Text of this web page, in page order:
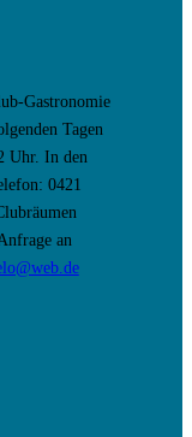
Gastronomie
Tagen
Uhr. In den
0421
an